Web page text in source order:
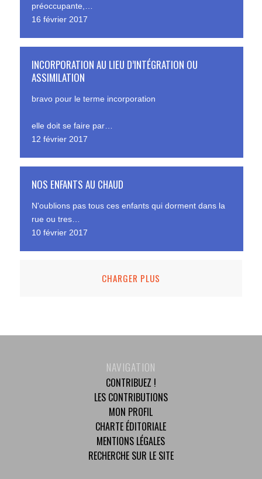
préoccupante,…
16 février 2017
INCORPORATION AU LIEU D’INTÉGRATION OU
ASSIMILATION
bravo pour le terme incorporation
elle doit se faire par…
12 février 2017
NOS ENFANTS AU CHAUD
N'oublions pas tous ces enfants qui dorment dans la
rue ou tres…
10 février 2017
CHARGER PLUS
NAVIGATION
CONTRIBUEZ !
LES CONTRIBUTIONS
MON PROFIL
CHARTE ÉDITORIALE
MENTIONS LÉGALES
RECHERCHE SUR LE SITE